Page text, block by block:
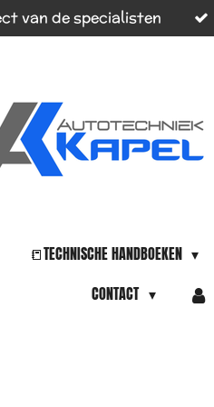
van de specialisten
📒TECHNISCHE HANDBOEKEN
CONTACT